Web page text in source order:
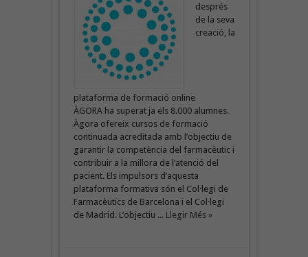
després
de la seva
creació, la
plataforma de formació online
ÀGORA ha superat ja els 8.000 alumnes.
Àgora ofereix cursos de formació
continuada acreditada amb l’objectiu de
garantir la competència del farmacèutic i
contribuir a la millora de l’atenció del
pacient. Els impulsors d’aquesta
plataforma formativa són el Col·legi de
Farmacèutics de Barcelona i el Col·legi
de Madrid. L’objectiu ... Llegir Més »